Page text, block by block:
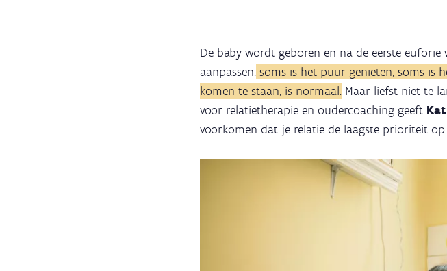
De baby wordt geboren en na de eerste euforie
aanpassen: soms is het puur genieten, soms is
komen te staan, is normaal. Maar liefst niet te
voor relatietherapie en oudercoaching geeft
voorkomen dat je relatie de laagste prioriteit